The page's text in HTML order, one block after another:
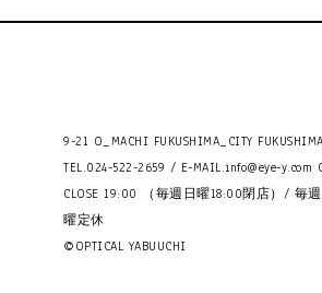
9-21 O_MACHI FUKUSHIMA_CITY
TEL.024-522-2659 / E-MAIL.info@eye-y.com
CLOSE 19:00 （毎週日曜18:00閉店）/ 毎
曜定休
©OPTICAL YABUUCHI